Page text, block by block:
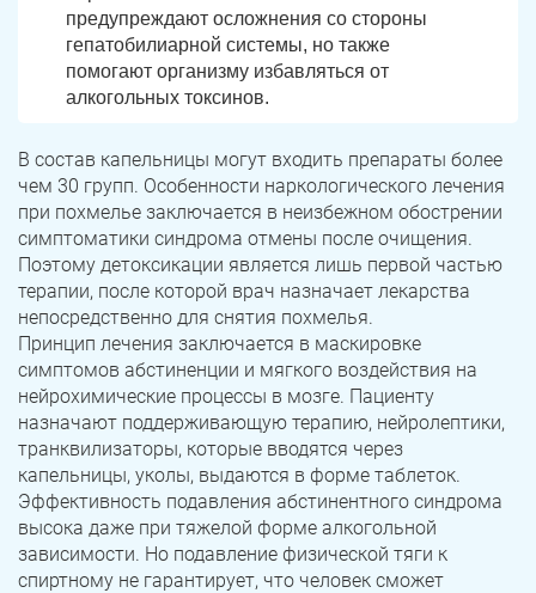
предупреждают осложнения со стороны
гепатобилиарной системы, но также
помогают организму избавляться от
алкогольных токсинов.
В состав капельницы могут входить препараты более
чем 30 групп. Особенности наркологического лечения
при похмелье заключается в неизбежном обострении
симптоматики синдрома отмены после очищения.
Поэтому детоксикации является лишь первой частью
терапии, после которой врач назначает лекарства
непосредственно для снятия похмелья.
Принцип лечения заключается в маскировке
симптомов абстиненции и мягкого воздействия на
нейрохимические процессы в мозге. Пациенту
назначают поддерживающую терапию, нейролептики,
транквилизаторы, которые вводятся через
капельницы, уколы, выдаются в форме таблеток.
Эффективность подавления абстинентного синдрома
высока даже при тяжелой форме алкогольной
зависимости. Но подавление физической тяги к
спиртному не гарантирует, что человек сможет